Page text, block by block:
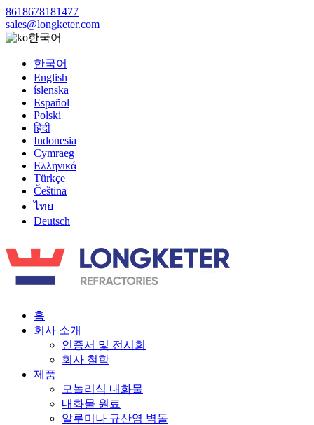
8618678181477
sales@longketer.com
한국어
한국어
English
íslenska
Español
Polski
हिंदी
Indonesia
Cymraeg
Ελληνικά
Türkçe
Čeština
ไทย
Deutsch
홈
회사 소개
인증서 및 전시회
회사 철학
제품
모놀리식 내화물
내화물 원료
알루미나 규산염 벽돌